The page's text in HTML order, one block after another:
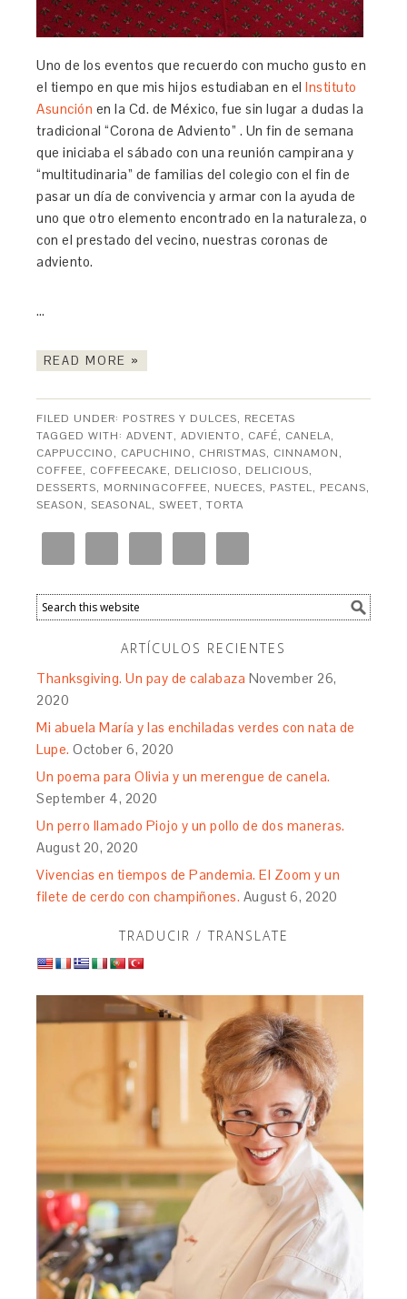
Uno de los eventos que recuerdo con mucho gusto en
el tiempo en que mis hijos estudiaban en elInstituto
Asunción en la Cd. de México, fue sin lugar a dudas la
tradicional “Corona de Adviento” . Un fin de semana
que iniciaba el sábado con una reunión campirana y
“multitudinaria” de familias del colegio con el fin de
pasar un día de convivencia y armar con la ayuda de
uno que otro elemento encontrado en la naturaleza, o
con el prestado del vecino, nuestras coronas de
adviento.
…
READ MORE »
FILED UNDER: POSTRES Y DULCES, RECETAS
TAGGED WITH:ADVENT,ADVIENTO, CAFÉ, CANELA,
CAPPUCCINO, CAPUCHINO, CHRISTMAS, CINNAMON,
COFFEE, COFFEECAKE, DELICIOSO, DELICIOUS,
DESSERTS, MORNINGCOFFEE, NUECES, PASTEL, PECANS,
SEASON,SEASONAL,SWEET,TORTA
ARTÍCULOS RECIENTES
Thanksgiving. Un pay de calabaza November 26,
2020
Mi abuela María y las enchiladas verdes con nata de
Lupe. October 6, 2020
Un poema para Olivia y un merengue de canela.
September 4, 2020
Un perro llamado Piojo y un pollo de dos maneras.
August 20, 2020
Vivencias en tiempos de Pandemia. El Zoom y un
filete de cerdo con champiñones. August 6, 2020
TRADUCIR / TRANSLATE